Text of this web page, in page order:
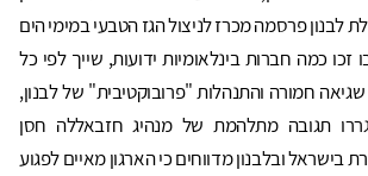
לבנון פרסמה מכרז לניצול הגז הטבעי במימי הים
וכי בלוק 9, שבו זכו כמה חברות בינלאומיות ידועות, שייך לפי כל
חמורה והתנהלות "פרובוקטיבית" של לבנון,
גררו תגובה מתלהמת של מנהיג חזבאללה חסן
בישראל ובלבנון מדווחים כי הארגון מאיים לפגוע